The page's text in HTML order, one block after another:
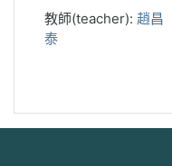
教師(teacher): 趙昌
泰